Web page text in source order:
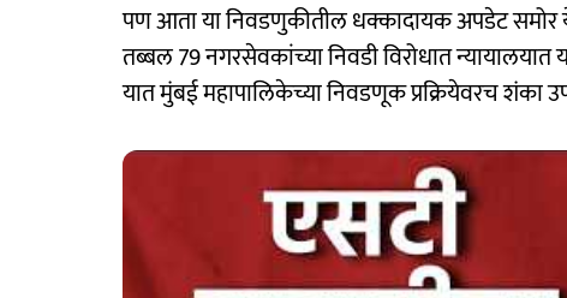
पण आता या निवडणुकीतील धक्कादायक अपडेट
तब्बल 79 नगरसेवकांच्या निवडी विरोधात
यात मुंबई महापालिकेच्या निवडणूक प्रक्रियेवरच शंका